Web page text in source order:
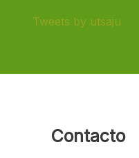
Tweets by utsaju
Contacto